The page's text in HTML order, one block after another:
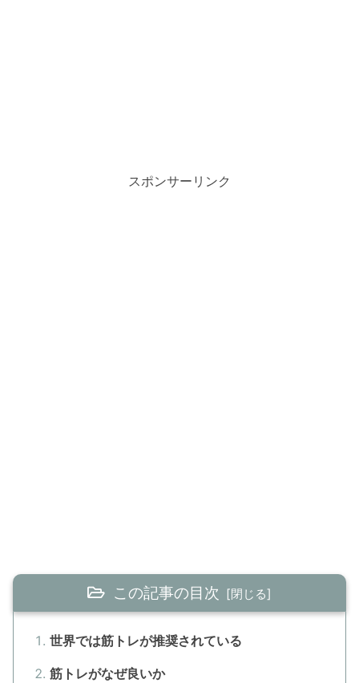
スポンサーリンク
この記事の目次
世界では筋トレが推奨されている
筋トレがなぜ良いか